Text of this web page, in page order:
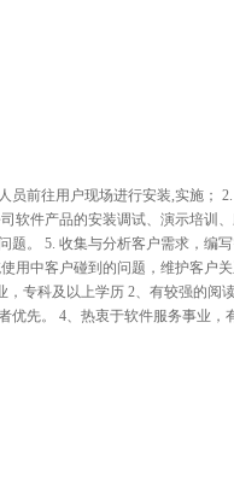
员前往用户现场进行安装,实施；
软件产品的安装调试、演示培训
题。 5. 收集与分析客户需求，编
用中客户碰到的问题，维护客户
，专科及以上学历 2、有较强的阅
优先。 4、热衷于软件服务事业，